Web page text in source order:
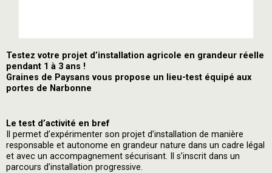
Testez votre projet d’installation agricole en grandeur réelle
pendant 1 à 3 ans !
Graines de Paysans vous propose un lieu-test équipé aux
portes de Narbonne
Le test d’activité en bref
Il permet d’expérimenter son projet d’installation de manière
responsable et autonome en grandeur nature dans un cadre légal
et avec un accompagnement sécurisant. Il s’inscrit dans un
parcours d’installation progressive.